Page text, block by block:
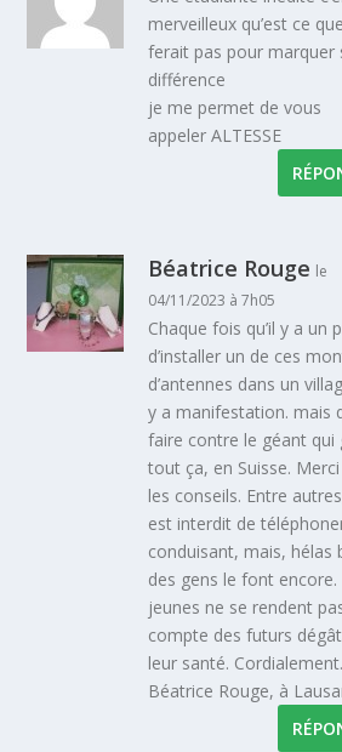
merveilleux qu’est ce
ferait pas pour marquer
différence
je me permet de vous
appeler ALTESSE
Béatrice Rouge le
04/11/2023 à 7h05
Chaque fois qu’il y a un
d’installer un de ces
d’antennes dans un
y a manifestation. mais
faire contre le géant qui
tout ça, en Suisse.
les conseils. Entre
est interdit de
conduisant, mais, hélas
des gens le font encore.
jeunes ne se rendent
compte des futurs
leur santé. Cordialement.
Béatrice Rouge, à